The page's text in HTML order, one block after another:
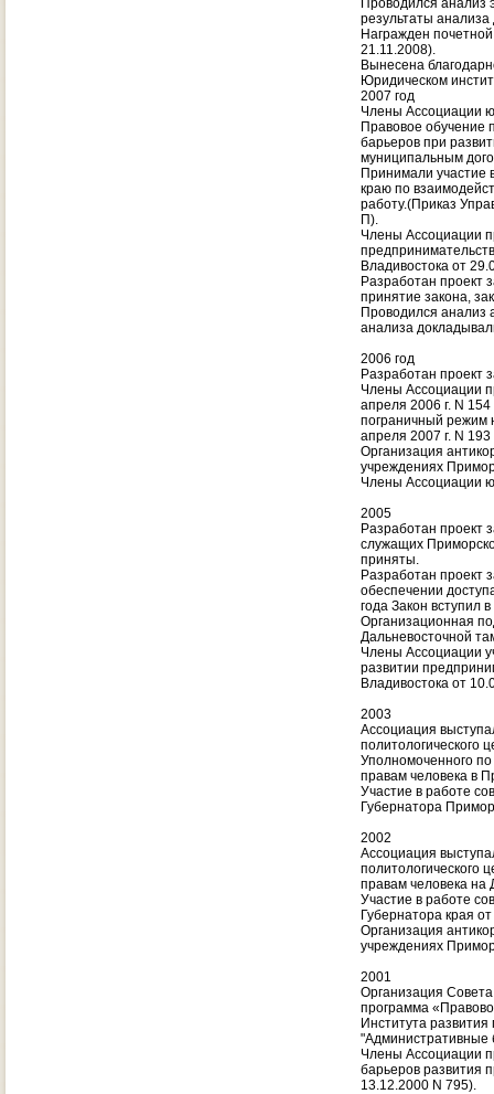
Проводился
результаты
Награжден
21.11.2008).
Вынесена
Юридическом
2007 год
Члены Ассоциации
Правовое обучение
барьеров при
муниципальным
Принимали участие
краю по
работу.(Приказ
П).
Члены Ассоциации
Владивостока от
Разработан проект
принятие закона,
Проводился анализ
анализа
2006 год
Разработан проект
Члены Ассоциации
апреля 2006 г. N
пограничный режим
апреля 2007 г. N 193
Организация
учреждениях
Члены Ассоциации
2005
Разработан проект
служащих
приняты.
Разработан проект
обеспечении
года Закон вступил в
Организационная
Дальневосточной
Члены Ассоциации
развитии
Владивостока от
2003
Ассоциация
политологического
Уполномоченного
правам человека в
Участие в работе
Губернатора
2002
Ассоциация
политологического
правам человека на
Участие в работе
Губернатора края
Организация
учреждениях
2001
Организация
программа
Института
"Административные
Члены Ассоциации
барьеров развития
13.12.2000 N 795).